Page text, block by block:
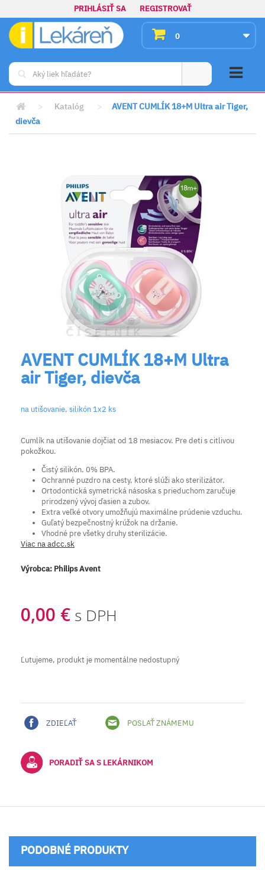
PRIHLÁSIŤ SA REGISTROVAŤ
0
> Katalóg >
AVENT CUMLÍK 18+M Ultra air Tiger,
dievča
AVENT CUMLÍK 18+M Ultra
air Tiger, dievča
na utišovanie, silikón 1x2 ks
Cumlík na utišovanie dojčiat od 18 mesiacov. Pre deti s citlivou
pokožkou.
Čistý silikón. 0% BPA.
Ochranné puzdro na cesty, ktoré slúži ako sterilizátor.
Ortodontická symetrická násoska s prieduchom zaručuje
prirodzený vývoj ďasien a zubov.
Extra veľké otvory umožňujú maximálne prúdenie vzduchu.
Guľatý bezpečnostný krúžok na držanie.
Vhodné pre všetky druhy sterilizácie.
Viac na adcc.sk
Výrobca: Philips Avent
0,00 € s DPH
Ľutujeme, produkt je momentálne nedostupný
ZDIEĽAŤ POSLAŤ ZNÁMEMU
PORADIŤ SA S LEKÁRNIKOM
PODOBNÉ PRODUKTY